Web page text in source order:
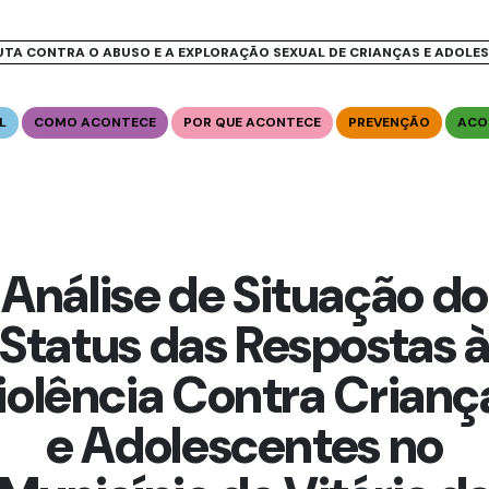
CONTRA O ABUSO E A EXPLORAÇÃO SEXUAL DE CRIANÇAS E
COMO ACONTECE POR QUE ACONTECE PREVENÇÃO
Análise de Situação do
Status das Respostas à
Contra
e Adolescentes no